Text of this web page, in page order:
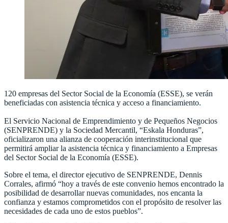
120 empresas del Sector Social de la Economía (ESSE), se verán
beneficiadas con asistencia técnica y acceso a financiamiento.
El Servicio Nacional de Emprendimiento y de Pequeños Negocios
(SENPRENDE) y la Sociedad Mercantil, “Eskala Honduras”,
oficializaron una alianza de cooperación interinstitucional que
permitirá ampliar la asistencia técnica y financiamiento a Empresas
del Sector Social de la Economía (ESSE).
Sobre el tema, el director ejecutivo de SENPRENDE, Dennis
Corrales, afirmó “hoy a través de este convenio hemos encontrado la
posibilidad de desarrollar nuevas comunidades, nos encanta la
confianza y estamos comprometidos con el propósito de resolver las
necesidades de cada uno de estos pueblos”.